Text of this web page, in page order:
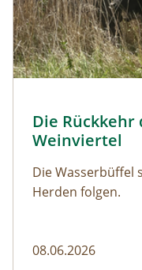
Naturmagazin:
Die Rückkehr
Weinviertel
Die Wasserbüffel
Herden folgen.
08.06.2026